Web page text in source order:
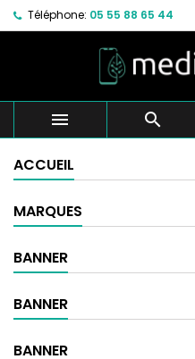
Téléphone: 05 55 88 65 44
 
ACCUEIL
MARQUES
BANNER
BANNER
BANNER